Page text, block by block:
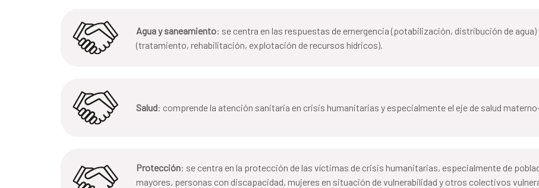
Agua y saneamiento: se centra en las respuestas de emergencia (potabilización, distribución de
(tratamiento, rehabilitación, explotación de recursos hídricos).
Salud: comprende la atención sanitaria en crisis humanitarias y especialmente el eje de salud
Protección: se centra en la protección de las víctimas de crisis humanitarias, especialmente de
mayores, personas con discapacidad, mujeres en situación de vulnerabilidad y otros colectivos